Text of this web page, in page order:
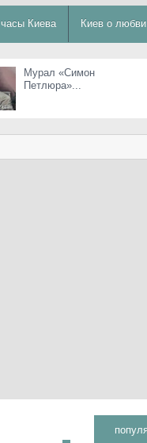
часы Киева Киев о любви
Мурал «Симон
Петлюра»...